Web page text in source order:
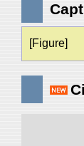
[Figure]